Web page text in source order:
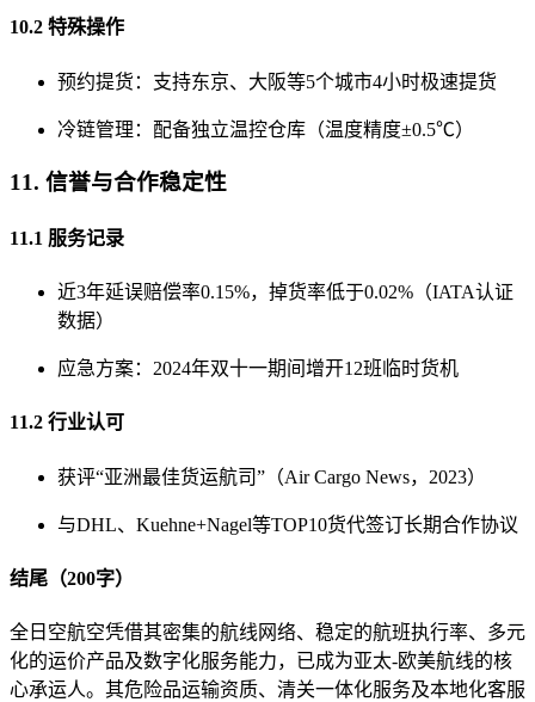
10.2 特殊操作
预约提货：支持东京、大阪等5个城市4小时极速提货
冷链管理：配备独立温控仓库（温度精度±0.5℃）
11. 信誉与合作稳定性
11.1 服务记录
近3年延误赔偿率0.15%，掉货率低于0.02%（IATA认证
数据）
应急方案：2024年双十一期间增开12班临时货机
11.2 行业认可
获评“亚洲最佳货运航司”（Air Cargo News，2023）
与DHL、Kuehne+Nagel等TOP10货代签订长期合作协议
结尾（200字）
全日空航空凭借其密集的航线网络、稳定的航班执行率、多元
化的运价产品及数字化服务能力，已成为亚太-欧美航线的核
心承运人。其危险品运输资质、清关一体化服务及本地化客服